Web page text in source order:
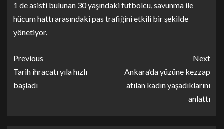
1 de asisti bulunan 30 yaşındaki futbolcu, savunma ile
hücum hattı arasındaki pas trafiğini etkili bir şekilde
yönetiyor.
Previous
Tarih ihracatı yıla hızlı
başladı
Next
Ankara’da yüzüne kezzap
atılan kadın yaşadıklarını
anlattı